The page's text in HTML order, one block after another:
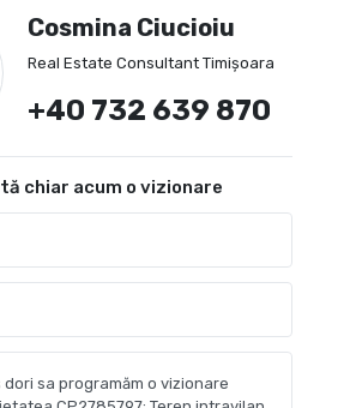
Cosmina Ciucioiu
Real Estate Consultant Timișoara
+40 732 639 870
chiar acum o vizionare